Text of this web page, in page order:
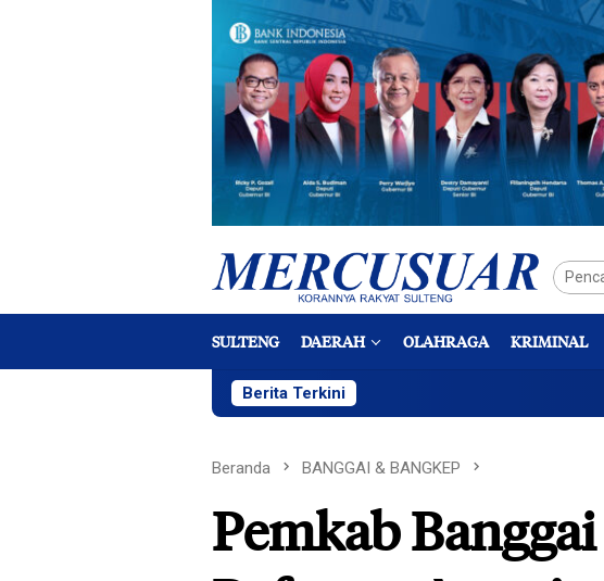
SULTENG DAERAH OLAHRAGA KRIMINAL
Berita Terkini
Beranda BANGGAI & BANGKEP
Pemkab